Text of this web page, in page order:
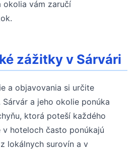
okolia vám zaručí
zážitky v Sárvári
a objavovania si určite
a jeho okolie ponúka
ktorá poteší každého
v hoteloch často ponúkajú
lokálnych surovín a v